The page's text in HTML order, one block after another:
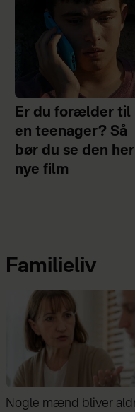
Er du forælder til
en teenager? Så
bør du se den her
nye film
Familieliv
Samira Nawa: ”Det er